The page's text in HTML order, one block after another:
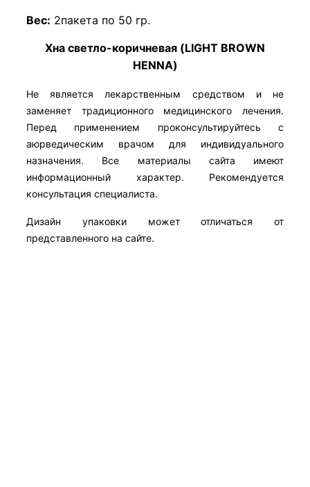
Вес: 2пакета по 50 гр.
Хна светло-коричневая (LIGHT BROWN
HENNA)
Не является лекарственным средством и не
заменяет традиционного медицинского лечения.
Перед применением проконсультируйтесь с
аюрведическим врачом для индивидуального
назначения. Все материалы сайта имеют
информационный характер. Рекомендуется
консультация специалиста.
Дизайн упаковки может отличаться от
представленного на сайте.